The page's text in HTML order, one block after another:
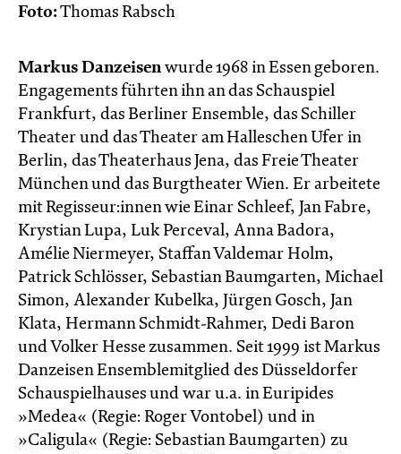
Foto:Thomas Rabsch
Markus Danzeisen wurde 1968 in Essen geboren.
Engagements führten ihn an das Schauspiel
Frankfurt, das Berliner Ensemble, das Schiller
Theater und das Theater am Halleschen Ufer in
Berlin, das Theaterhaus Jena, das Freie Theater
München und das Burgtheater Wien. Er arbeitete
mit Regisseur:innen wie Einar Schleef, Jan Fabre,
Krystian Lupa, Luk Perceval, Anna Badora,
Amélie Niermeyer, Staffan Valdemar Holm,
Patrick Schlösser, Sebastian Baumgarten, Michael
Simon, Alexander Kubelka, Jürgen Gosch, Jan
Klata, Hermann Schmidt-Rahmer, Dedi Baron
und Volker Hesse zusammen. Seit 1999 ist Markus
Danzeisen Ensemblemitglied des Düsseldorfer
Schauspielhauses und war u.a. in Euripides
»Medea« (Regie: Roger Vontobel) und in
»Caligula« (Regie: Sebastian Baumgarten) zu